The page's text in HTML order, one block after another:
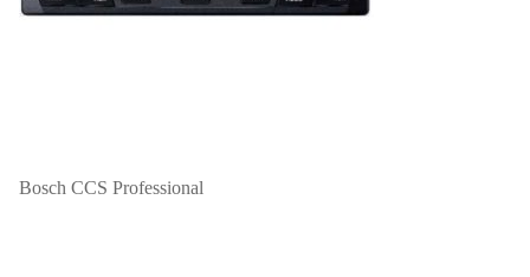
Bosch CCS Professional